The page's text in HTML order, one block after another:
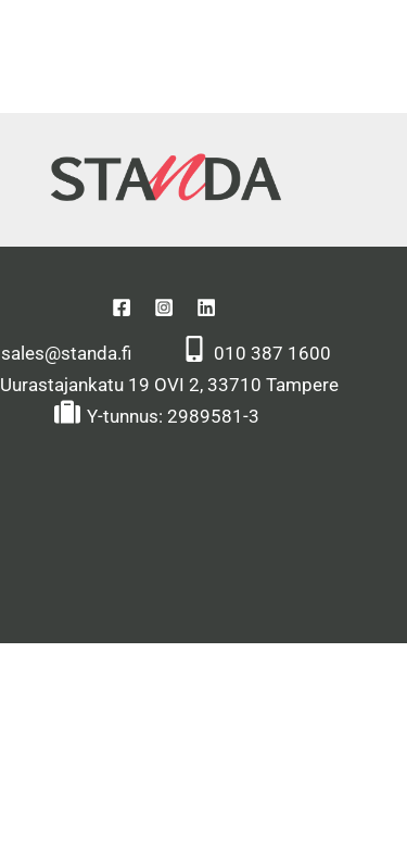
sales@standa.fi
010 387 1600
Uurastajankatu 19 OVI 2, 33710 Tampere
Y-tunnus: 2989581-3